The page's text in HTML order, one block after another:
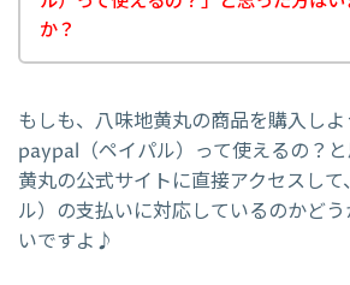
か？
もしも、八味地黄丸の商品を購入しよ
paypal（ペイパル）って使えるの？
黄丸の公式サイトに直接アクセスし
ル）の支払いに対応しているのかど
いですよ♪